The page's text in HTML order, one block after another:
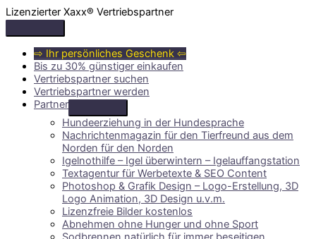
Zum
Inhalt
springen
Lizenzierter Xaxx® Vertriebspartner
Above
Header
⇨ Ihr persönliches Geschenk ⇦
Bis zu 30% günstiger einkaufen
Vertriebspartner suchen
Vertriebspartner werden
Partner
Hundeerziehung in der Hundesprache
Nachrichtenmagazin für den Tierfreund aus dem
Norden für den Norden
Igelnothilfe – Igel überwintern – Igelauffangstation
Textagentur für Werbetexte & SEO Content
Photoshop & Grafik Design – Logo-Erstellung, 3D
Logo Animation, 3D Design u.v.m.
Lizenzfreie Bilder kostenlos
Abnehmen ohne Hunger und ohne Sport